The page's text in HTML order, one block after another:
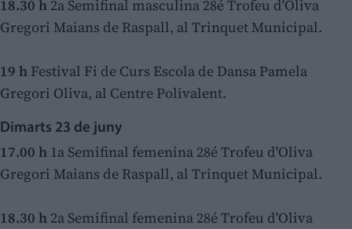
18.30 h 2a Semifinal masculina 28é Trofeu d'Oliva
Gregori Maians de Raspall, al Trinquet Municipal.
19 h Festival Fi de Curs Escola de Dansa Pamela
Gregori Oliva, al Centre Polivalent.
Dimarts 23 de juny
17.00 h 1a Semifinal femenina 28é Trofeu d'Oliva
Gregori Maians de Raspall, al Trinquet Municipal.
18.30 h 2a Semifinal femenina 28é Trofeu d'Oliva